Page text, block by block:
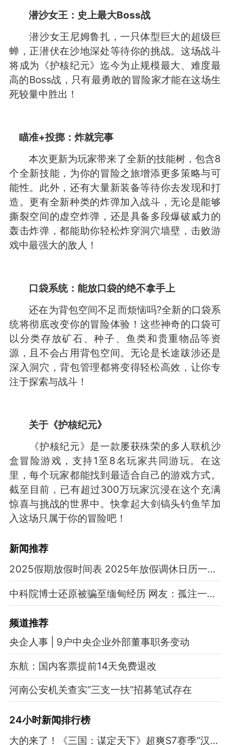
潜沙女王：史上最大Boss战
潜沙女王尼姆鲁扎，一只体型巨大的超级巨
蝉，正潜伏在沙地深处等待你的挑战。这场战斗
将成为《护核纪元》迄今为止规模最大、难度最
高的Boss战，只有最勇敢的冒险家才能在这场生
死较量中胜出！
瞄准+投掷：炸就完事
本次更新为玩家带来了全新的技能树，包含8
个全新技能，为你的冒险之旅增添更多策略与可
能性。此外，还有大量新装备等待你去发现和打
造。更有全新种类的炸弹加入战斗，无论是能够
撕裂空间的虚空炸弹，还是具备多段爆破威力的
轰击炸弹，都能助你轻松炸穿洞穴墙壁，击败游
戏中最强大的敌人！
口袋系统：能放口袋的绝不拿手上
还在为背包空间不足而烦恼吗?全新的口袋系
统将彻底改变你的冒险体验！这些神奇的口袋可
以分类存放矿石、种子、鱼类和贵重物品等资
源，且不会占用背包空间。无论是长途跋涉还是
深入洞穴，背包管理都将变得轻松高效，让你专
注于探索与战斗！
关于《护核纪元》
《护核纪元》是一款屡获殊荣的多人联机沙
盒冒险游戏，支持1至8名玩家共同游玩。在这
里，每个玩家都能找到最适合自己的游戏方式。
截至目前，已有超过300万玩家沉浸在这个充满
惊喜与挑战的世界中。快拿起大剑镐头钓鱼竿加
入这场只属于你的冒险吧！
新闻推荐
2025假期放假时间表 2025年放假调休日历一览表
中科院博士还原被骗至缅甸经历 网友：孤注一掷现实版
频道推荐
央企人事 | 9户中央企业外部董事职务变动
东航：国内客票提前14天免费退改
河南公安机关查实“三支一扶”招募笔试存在
24小时新闻排行榜
大的来了！《三国：谋定天下》超爽S7赛季“汉祚黄天”今日上线！